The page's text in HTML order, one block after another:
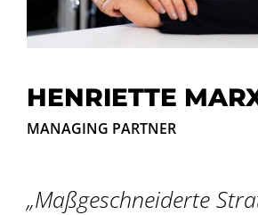
HENRIETTE
MANAGING PARTNER
„Maßgeschneiderte